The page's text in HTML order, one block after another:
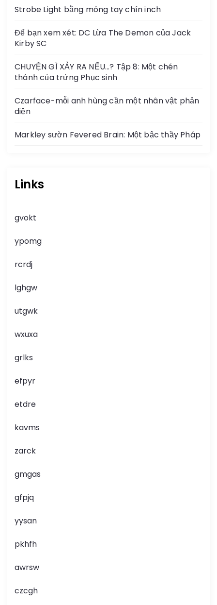
Strobe Light bằng móng tay chín inch
Để bạn xem xét: DC Lừa The Demon của Jack
Kirby SC
CHUYỆN GÌ XẢY RA NẾU…? Tập 8: Một chén
thánh của trứng Phục sinh
Czarface-mỗi anh hùng cần một nhân vật phản
diện
Markley sườn Fevered Brain: Một bậc thầy Pháp
Links
gvokt
ypomg
rcrdj
lghgw
utgwk
wxuxa
grlks
efpyr
etdre
kavms
zarck
gmgas
gfpjq
yysan
pkhfh
awrsw
czcgh